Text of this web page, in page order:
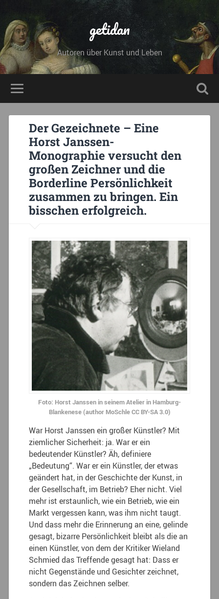
getidan
Autoren über Kunst und Leben
Der Gezeichnete – Eine
Horst Janssen-
Monographie versucht den
großen Zeichner und die
Borderline Persönlichkeit
zusammen zu bringen. Ein
bisschen erfolgreich.
Foto: Horst Janssen in seinem Atelier in Hamburg-
Blankenese (author MoSchle CC BY-SA 3.0)
War Horst Janssen ein großer Künstler? Mit
ziemlicher Sicherheit: ja. War er ein
bedeutender Künstler? Äh, definiere
„Bedeutung“. War er ein Künstler, der etwas
geändert hat, in der Geschichte der Kunst, in
der Gesellschaft, im Betrieb? Eher nicht. Viel
mehr ist erstaunlich, wie ein Betrieb, wie ein
Markt vergessen kann, was ihm nicht taugt.
Und dass mehr die Erinnerung an eine, gelinde
gesagt, bizarre Persönlichkeit bleibt als die an
einen Künstler, von dem der Kritiker Wieland
Schmied das Treffende gesagt hat: Dass er
nicht Gegenstände und Gesichter zeichnet,
sondern das Zeichnen selber.